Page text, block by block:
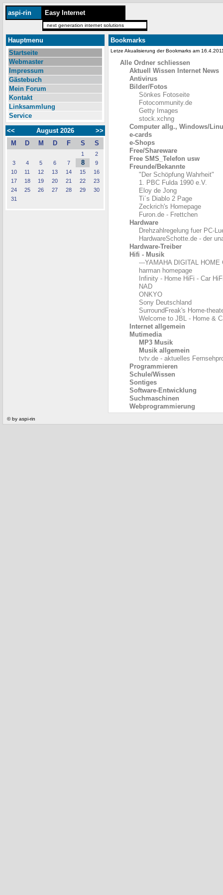
aspi-rin Easy Internet
next generation internet solutions
Hauptmenu
Startseite
Webmaster
Impressum
Gästebuch
Mein Forum
Kontakt
Linksammlung
Service
<<
August 2026
>>
M
D M D F S S
1
2
3
4 5 6 7 8
9
10
11 12 13 14 15
16
17
18 19 20 21 22
23
24
25 26 27 28 29
30
31
Bookmarks
Letze Akualisierung der Bookmarks am
Alle Ordner schliessen
Aktuell Wissen Internet News
Antivirus
Bilder/Fotos
Sönkes Fotoseite
Fotocommunity.de
Getty Images
stock.xchng
Computer allg., Windows/
e-cards
e-Shops
Free/Shareware
Free SMS_Telefon usw
Freunde/Bekannte
"Der Schöpfung Wahrheit"
1. PBC Fulda 1990 e.V.
Eloy de Jong
Ti´s Diablo 2 Page
Zeckrich's Homepage
Furon.de - Frettchen
Hardware
Drehzahlregelung fuer PC-
HardwareSchotte.de - der
Hardware-Treiber
Hifi - Musik
---YAMAHA DIGITAL HOME
harman homepage
Infinity - Home HiFi - Car
NAD
ONKYO
Sony Deutschland
SurroundFreak's Home-
Welcome to JBL - Home &
Internet allgemein
Mutimedia
MP3 Musik
Musik allgemein
tvtv.de - aktuelles
Programmieren
Schule/Wissen
Sontiges
Software-Entwicklung
Suchmaschinen
Webprogrammierung
© by aspi-rin